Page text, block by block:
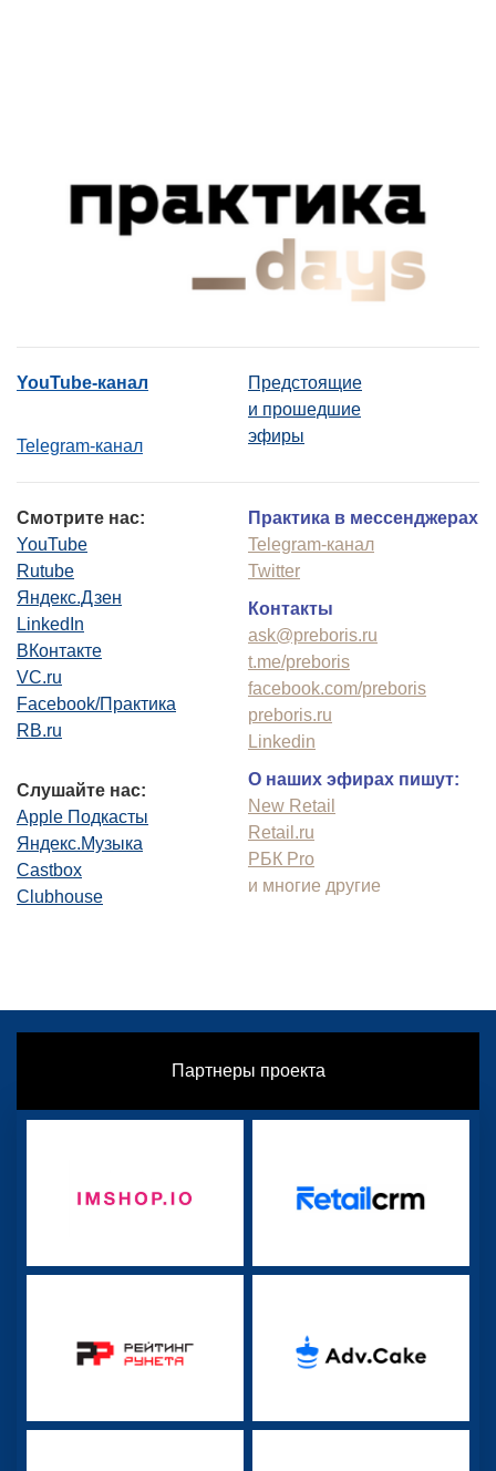
YouTube-канал
Telegram-канал
Предстоящие
и прошедшие
эфиры
Смотрите нас:
YouTube
Rutube
Яндекс.Дзен
LinkedIn
ВКонтакте
VC.ru
Facebook/Практика
RB.ru
Слушайте нас:
Apple Подкасты
Яндекс.Музыка
Castbox
Clubhouse
Практика в мессенджерах
Telegram-канал
Twitter
Контакты
ask@preboris.ru
t.me/preboris
facebook.com/preboris
preboris.ru
Linkedin
О наших эфирах пишут:
New Retail
Retail.ru
РБК Pro
и многие другие
Партнеры проекта